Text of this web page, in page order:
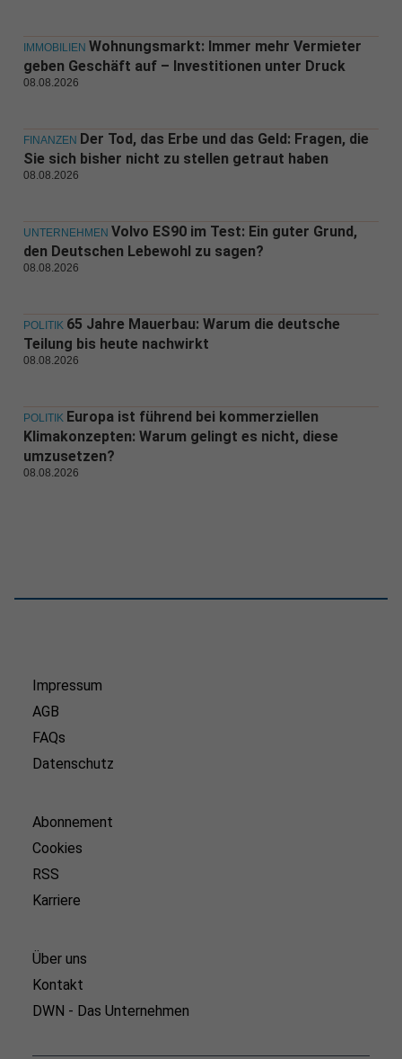
IMMOBILIEN Wohnungsmarkt: Immer mehr Vermieter
geben Geschäft auf – Investitionen unter Druck
08.08.2026
FINANZEN Der Tod, das Erbe und das Geld: Fragen, die
Sie sich bisher nicht zu stellen getraut haben
08.08.2026
UNTERNEHMEN Volvo ES90 im Test: Ein guter Grund,
den Deutschen Lebewohl zu sagen?
08.08.2026
POLITIK 65 Jahre Mauerbau: Warum die deutsche
Teilung bis heute nachwirkt
08.08.2026
POLITIK Europa ist führend bei kommerziellen
Klimakonzepten: Warum gelingt es nicht, diese
umzusetzen?
08.08.2026
Impressum
AGB
FAQs
Datenschutz
Abonnement
Cookies
RSS
Karriere
Über uns
Kontakt
DWN - Das Unternehmen